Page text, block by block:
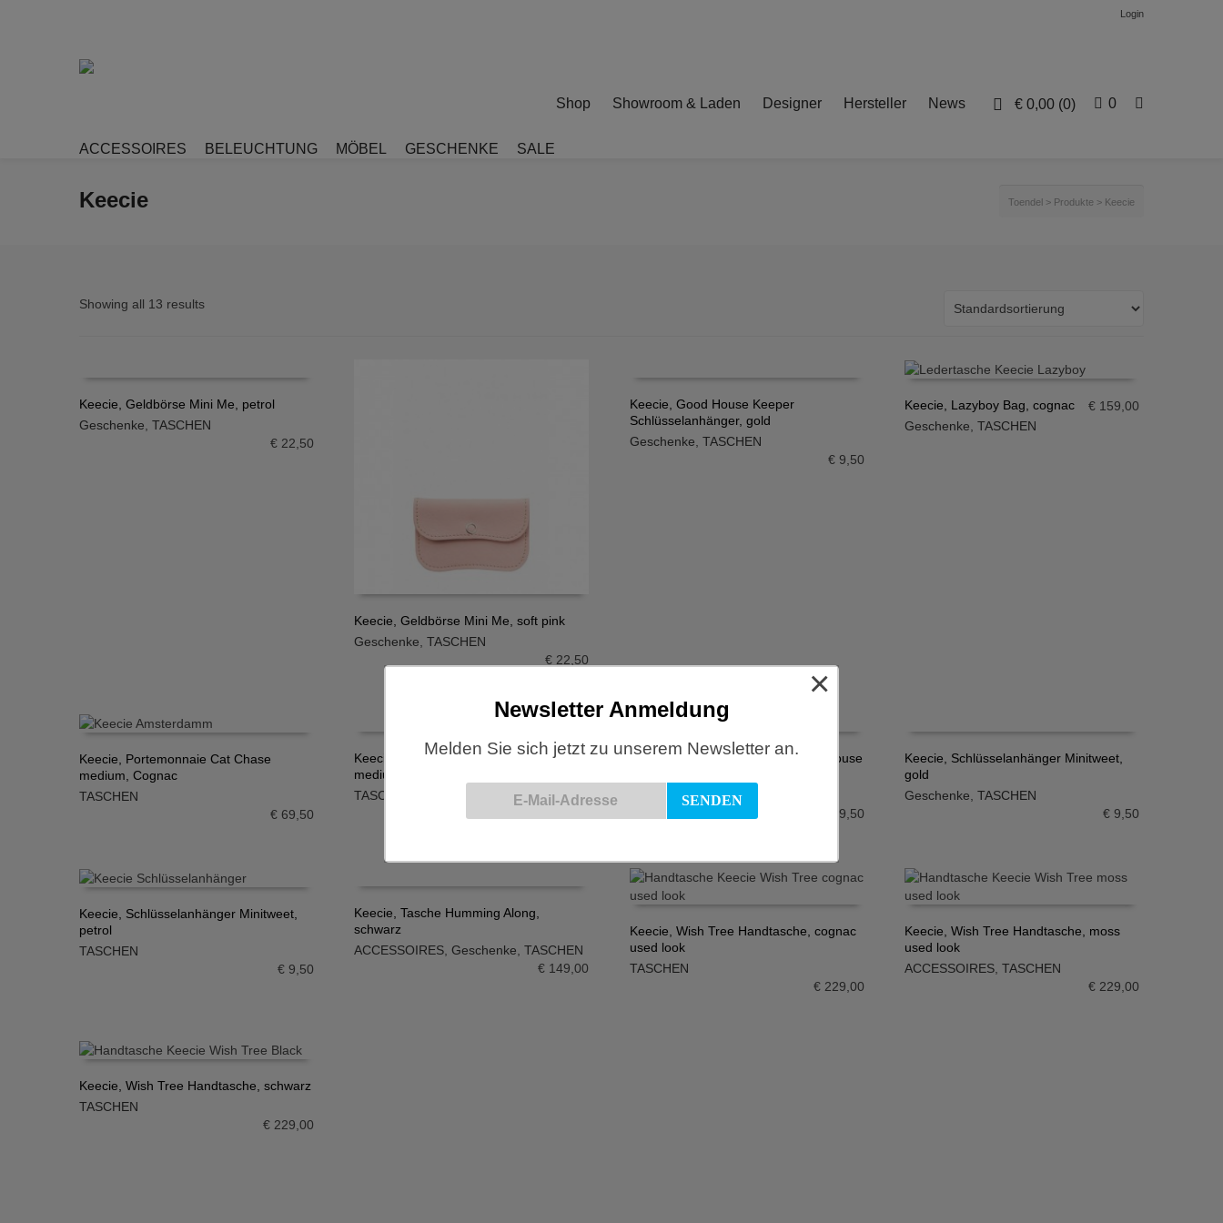
Login
€ 0,00 (0) 0
Shop Showroom & Laden Designer Hersteller News
ACCESSOIRES BELEUCHTUNG MÖBEL GESCHENKE SALE
Keecie Toendel > Produkte > Keecie
Showing all 13 results
IN DEN WARENKORB
Keecie, Geldbörse Mini Me, petrol
Geschenke TASCHEN
€22,50
IN DEN WARENKORB
Keecie, Geldbörse Mini Me, soft pink
Geschenke ,TASCHEN
€ 22,50
Keecie, Good House Keeper
Schlüsselanhänger, gold
Geschenke TASCHEN
€9,50
IN DEN WARENKORB
Keecie, Lazyboy Bag, cognac
Geschenke,TASCHEN
€ 159,00
Keecie, Portemonnaie Cat Chase
medium, Cognac
TASCHEN
€69,50
IN DEN WARENKORB
Keecie, Portemonnaie Cat Chase
medium, schwarz
TASCHEN
IN DEN WARENKORB
Keecie, Schlüsselanhänger Good House
TASCHEN
9,50
Keecie, Schlüsselanhänger Minitweet,
gold
Geschenke ,TASCHEN
€ 9,50
Keecie, Schlüsselanhänger Minitweet,
petrol
TASCHEN
€9,50
Keecie, Tasche Humming Along,
schwarz
ACCESSOIRES ,Geschenke ,TASCHEN
€ 149,00
Keecie, Wish Tree Handtasche, cognac
used look
TASCHEN
€229,00
Keecie, Wish Tree Handtasche, moss
used look
ACCESSOIRES ,TASCHEN
€ 229,00
IN DEN WARENKORB
Keecie, Wish Tree Handtasche, schwarz
TASCHEN
€229,00
Newsletter Anmeldung
Melden Sie sich jetzt zu unserem Newsletter an.
×